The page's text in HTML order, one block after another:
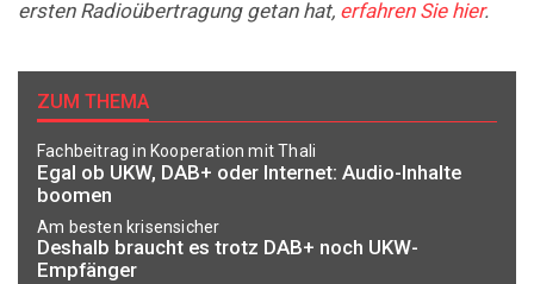
ersten Radioübertragung getan hat, erfahren Sie hier.
ZUM THEMA
Fachbeitrag in Kooperation mit Thali
Egal ob UKW, DAB+ oder Internet: Audio-Inhalte
boomen
Am besten krisensicher
Deshalb braucht es trotz DAB+ noch UKW-
Empfänger